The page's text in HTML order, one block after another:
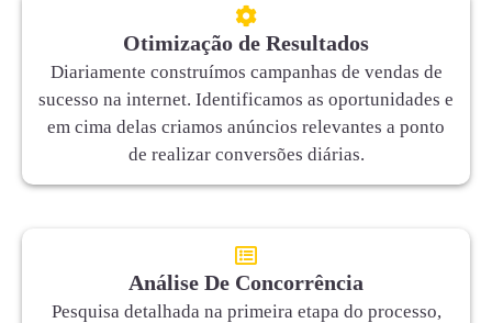
Otimização de Resultados
Diariamente construímos campanhas de vendas de
sucesso na internet. Identificamos as oportunidades e
em cima delas criamos anúncios relevantes a ponto
de realizar conversões diárias.
Análise De Concorrência
Pesquisa detalhada na primeira etapa do processo,